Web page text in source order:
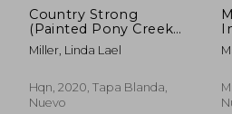
Country Strong
(Painted Pony Creek)
(en Inglés)
Miller, Linda Lael
Hqn, 2020, Tapa Blanda,
Nuevo